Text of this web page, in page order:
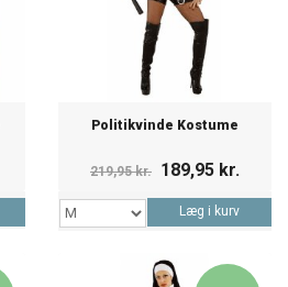
Politikvinde Kostume
219,95 kr. 189,95 kr.
Læg i kurv